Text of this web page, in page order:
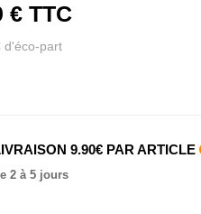
€ TTC
d'éco-part
9.90€ PAR ARTICLE
2 à 5 jours